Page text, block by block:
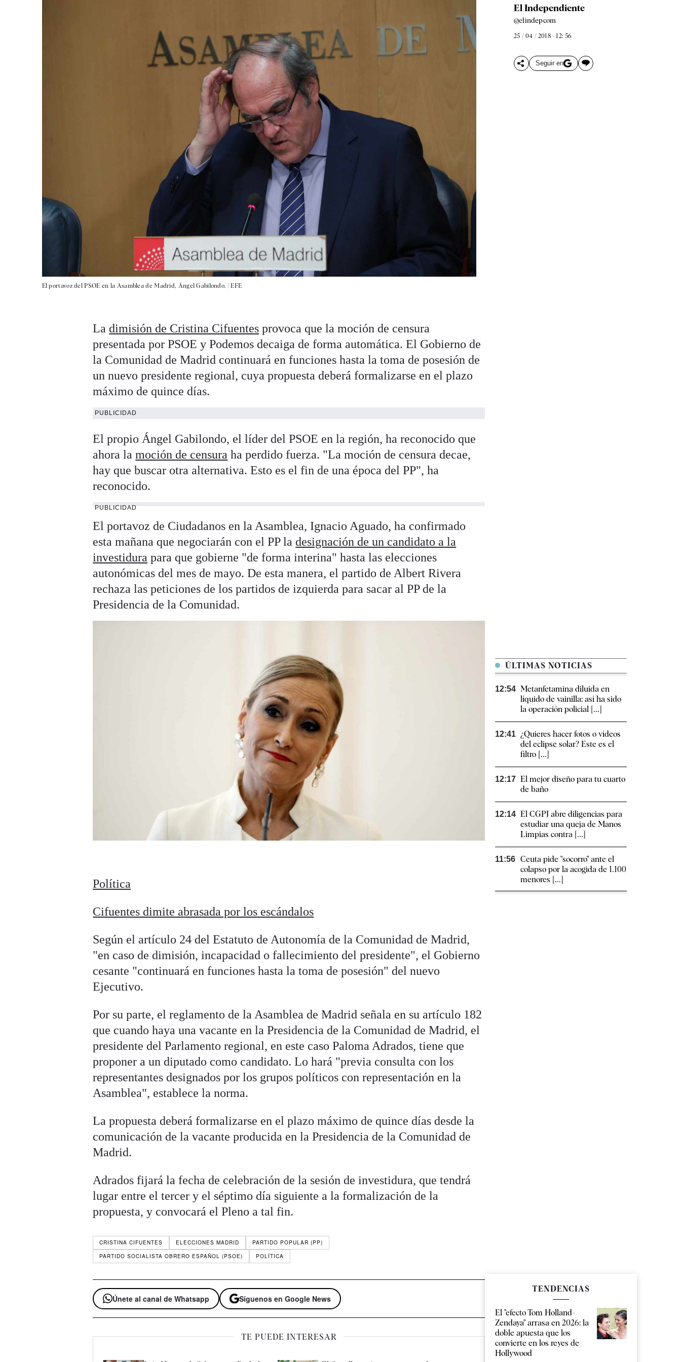
El portavoz del PSOE en la Asamblea de Madrid, Ángel Gabilondo. |EFE
El Independiente
@elindepcom
25 / 04 / 2018 - 12: 56
Seguir en
Ladimisión de Cristina Cifuentes provoca que la moción de censura
presentada por PSOE y Podemos decaiga de forma automática. El Gobierno de
la Comunidad de Madrid continuará en funciones hasta la toma de posesión de
un nuevo presidente regional, cuya propuesta deberá formalizarse en el plazo
máximo de quince días.
PUBLICIDAD
El propio Ángel Gabilondo, el líder del PSOE en la región, ha reconocido que
ahora lamoción de censura ha perdido fuerza. "La moción de censura decae,
hay que buscar otra alternativa. Esto es el fin de una época del PP", ha
reconocido.
PUBLICIDAD
El portavoz de Ciudadanos en la Asamblea, Ignacio Aguado, ha confirmado
esta mañana que negociarán con el PP ladesignación de un candidato a la
investidura para que gobierne "de forma interina" hasta las elecciones
autonómicas del mes de mayo. De esta manera, el partido de Albert Rivera
rechaza las peticiones de los partidos de izquierda para sacar al PP de la
Presidencia de la Comunidad.
Política
Cifuentes dimite abrasada por los escándalos
Según el artículo 24 del Estatuto de Autonomía de la Comunidad de Madrid,
"en caso de dimisión, incapacidad o fallecimiento del presidente", el Gobierno
cesante "continuará en funciones hasta la toma de posesión" del nuevo
Ejecutivo.
Por su parte, el reglamento de la Asamblea de Madrid señala en su artículo 182
que cuando haya una vacante en la Presidencia de la Comunidad de Madrid, el
presidente del Parlamento regional, en este caso Paloma Adrados, tiene que
proponer a un diputado como candidato. Lo hará "previa consulta con los
representantes designados por los grupos políticos con representación en la
Asamblea", establece la norma.
La propuesta deberá formalizarse en el plazo máximo de quince días desde la
comunicación de la vacante producida en la Presidencia de la Comunidad de
Madrid.
Adrados fijará la fecha de celebración de la sesión de investidura, que tendrá
lugar entre el tercer y el séptimo día siguiente a la formalización de la
propuesta, y convocará el Pleno a tal fin.
CRISTINA CIFUENTES ELECCIONES MADRID
PARTIDO POPULAR (PP)
PARTIDO SOCIALISTA OBRERO ESPAÑOL (PSOE)
POLÍTICA
Únete al canal de Whatsapp Síguenos en Google News
TE PUEDE INTERESAR
ÚLTIMAS NOTICIAS
12:54 Metanfetamina diluida en
líquido de vainilla: así ha sido
la operación policial [...]
12:41 ¿Quieres hacer fotos o vídeos
del eclipse solar? Este es el
filtro [...]
12:17 El mejor diseño para tu cuarto
de baño
12:14 El CGPJ abre diligencias para
estudiar una queja de Manos
Limpias contra [...]
11:56 Ceuta pide "socorro" ante el
colapso por la acogida de 1.100
menores [...]
TENDENCIAS
El "efecto Tom Holland-
Zendaya" arrasa en 2026: la
doble apuesta que los
convierte en los reyes de
Hollywood